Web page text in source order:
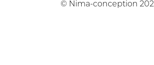
© Nima-conception